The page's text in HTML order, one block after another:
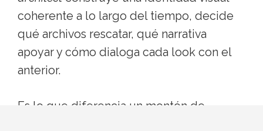
coherente a lo largo del tiempo, decide
qué archivos rescatar, qué narrativa
apoyar y cómo dialoga cada look con el
anterior.
Es lo que diferencia un montón de